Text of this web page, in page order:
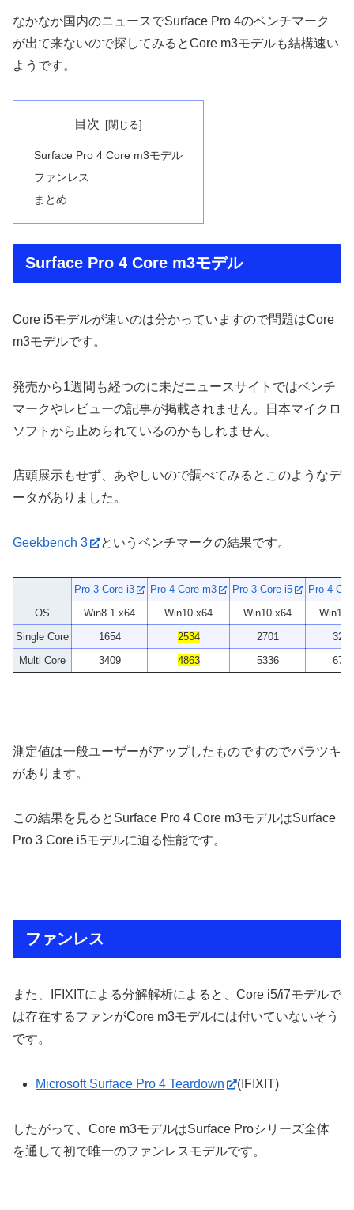
なかなか国内のニュースでSurface Pro 4のベンチマーク
が出て来ないので探してみるとCore m3モデルも結構速い
ようです。
目次
Surface Pro 4 Core m3モデル
ファンレス
まとめ
Surface Pro 4 Core m3モデル
Core i5モデルが速いのは分かっていますので問題はCore
m3モデルです。
発売から1週間も経つのに未だニュースサイトではベンチ
マークやレビューの記事が掲載されません。日本マイクロ
ソフトから止められているのかもしれません。
店頭展示もせず、あやしいので調べてみるとこのようなデ
ータがありました。
Geekbench 3 というベンチマークの結果です。
Pro 3 Core i3 Pro 4 Core m3 Pro 3 Core i5
Pro 4
OS
Win8.1 x64 Win10 x64 Win10 x64
Win10
Single Core
1654 2534 2701
3251
Multi Core
3409 4863 5336 6780
測定値は一般ユーザーがアップしたものですのでバラツキ
があります。
この結果を見るとSurface Pro 4 Core m3モデルはSurface
Pro 3 Core i5モデルに迫る性能です。
ファンレス
また、IFIXITによる分解解析によると、Core i5/i7モデルで
は存在するファンがCore m3モデルには付いていないそう
です。
Microsoft Surface Pro 4 Teardown (IFIXIT)
したがって、Core m3モデルはSurface Proシリーズ全体
を通して初で唯一のファンレスモデルです。